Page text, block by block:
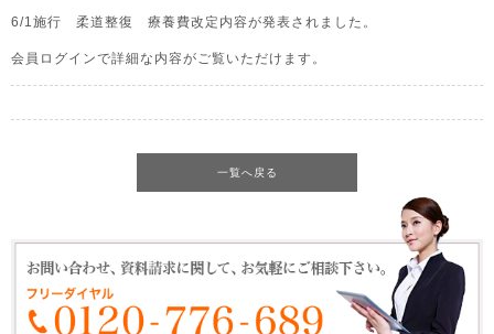
6/1施行 柔道整復 療養費改定内容が発表されました。
会員ログインで詳細な内容がご覧いただけます。
一覧へ戻る